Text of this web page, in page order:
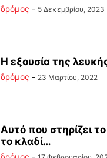
δρόμος - 5 Δεκεμβρίου, 2023
Η εξουσία της
δρόμος - 23 Μαρτίου, 2022
Αυτό που στηρίζει το
το κλαδί…